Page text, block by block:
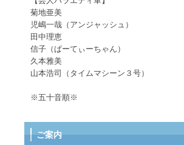
菊地亜美
児嶋一哉（アンジャッシュ）
田中理恵
信子（ぱーてぃーちゃん）
久本雅美
山本浩司（タイムマシーン３号）
※五十音順※
ご案内